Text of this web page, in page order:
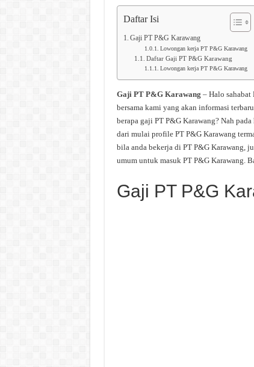
Daftar Isi
Gaji PT P&G Karawang
Lowongan kerja PT P&G Karawang
Daftar Gaji PT P&G Karawang
Lowongan kerja PT P&G Karawang
Gaji PT P&G Karawang – Halo
bersama kami yang akan informasi
berapa gaji PT P&G Karawang? Nah
dari mulai profile PT P&G Karawang
bila anda bekerja di PT P&G Karawang,
umum untuk masuk PT P&G Karawang.
Gaji PT P&G